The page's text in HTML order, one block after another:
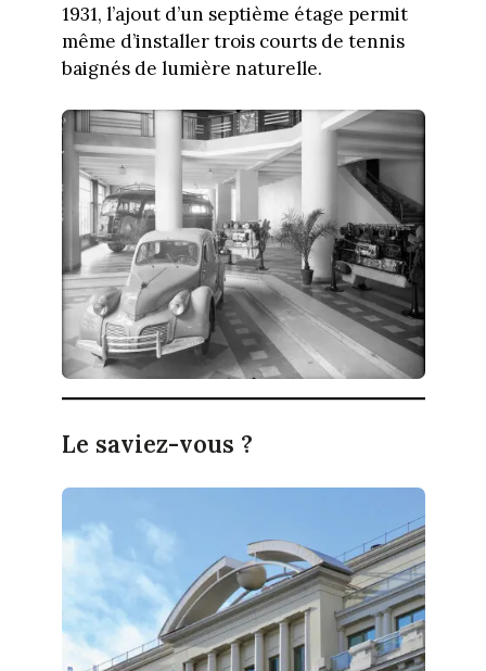
1931, l’ajout d’un septième étage permit
même d’installer trois courts de tennis
baignés de lumière naturelle.
Le saviez-vous ?